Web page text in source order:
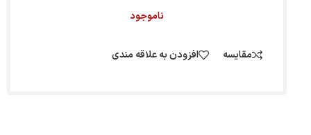
ناموجود
مقایسه افزودن به علاقه مندی